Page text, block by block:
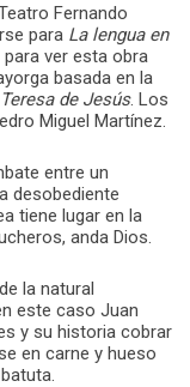
Fernando
para La lengua en
para ver esta obra
basada en la
de Jesús. Los
Miguel Martínez.
entre un
desobediente
tiene lugar en la
anda Dios.
la natural
este caso Juan
y su historia cobrar
en carne y hueso